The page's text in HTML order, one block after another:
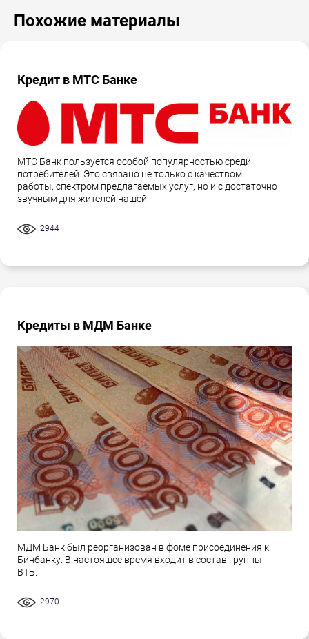
Похожие материалы
Кредит в МТС Банке
МТС Банк пользуется особой популярностью среди
потребителей. Это связано не только с качеством
работы, спектром предлагаемых услуг, но и с достаточно
звучным для жителей нашей
2944
Кредиты в МДМ Банке
МДМ Банк был реорганизован в фоме присоединения к
Бинбанку. В настоящее время входит в состав группы
ВТБ.
2970